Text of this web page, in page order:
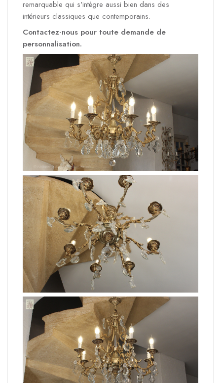
remarquable qui s'intègre aussi bien dans des
intérieurs classiques que contemporains.
Contactez-nous pour toute demande de
personnalisation.